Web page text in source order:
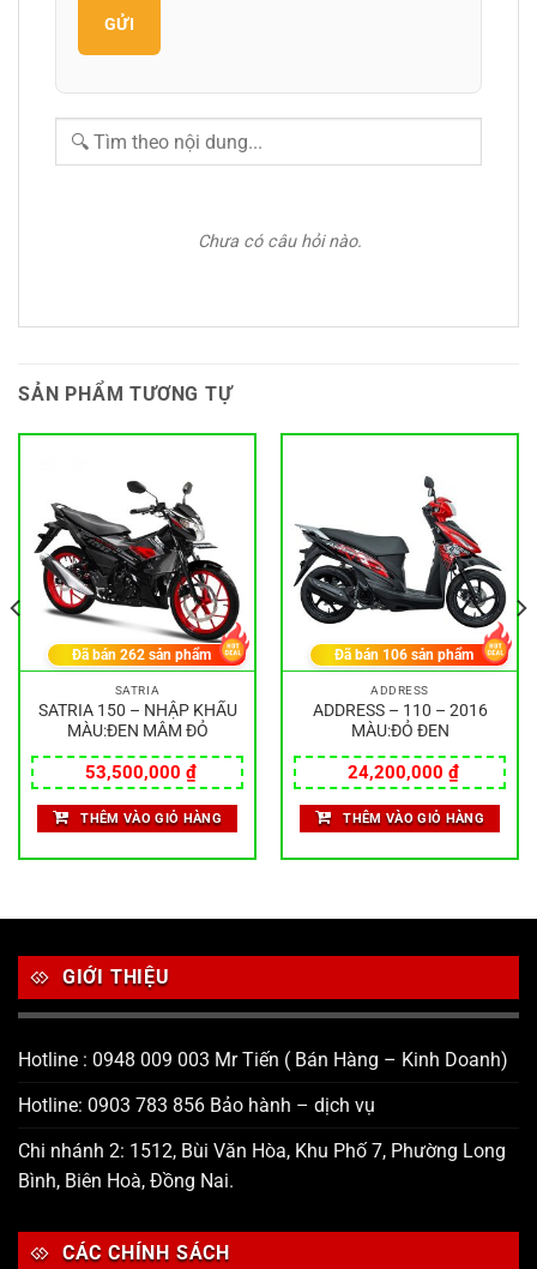
GỬI
Chưa có câu hỏi nào.
SẢN PHẨM TƯƠNG TỰ
SATRIA
SATRIA 150 – NHẬP KHẨU
MÀU:ĐEN MÂM ĐỎ
53,500,000 ₫
Đã bán262 sản phẩm
THÊM VÀO GIỎ HÀNG
ADDRESS
ADDRESS – 110 – 2016
MÀU:ĐỎ ĐEN
24,200,000 ₫
Đã bán 106 sản phẩm
THÊM VÀO GIỎ HÀNG
GIỚI THIỆU
Hotline : 0948 009 003 Mr Tiến ( Bán Hàng – Kinh Doanh)
Hotline: 0903 783 856 Bảo hành – dịch vụ
Chi nhánh 2: 1512, Bùi Văn Hòa, Khu Phố 7, Phường Long
Bình, Biên Hoà, Đồng Nai.
CÁC CHÍNH SÁCH